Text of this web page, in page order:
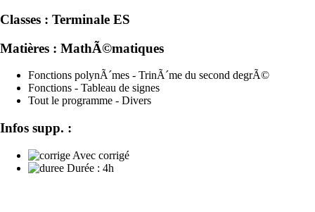
Classes : Terminale ES
Matières : MathÃ©matiques
Fonctions polynÃ´mes - TrinÃ´me du second degrÃ©
Fonctions - Tableau de signes
Tout le programme - Divers
Infos supp. :
Avec corrigé
Durée : 4h